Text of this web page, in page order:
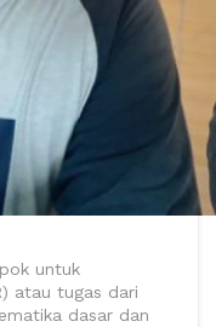
untuk
atau tugas dari
dasar dan